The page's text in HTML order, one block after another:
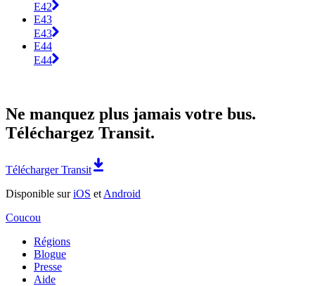
E42
E43
E43
E44
E44
Ne manquez plus jamais votre bus.
Téléchargez Transit.
Télécharger Transit
Disponible suriOS et Android
Coucou
Régions
Blogue
Presse
Aide